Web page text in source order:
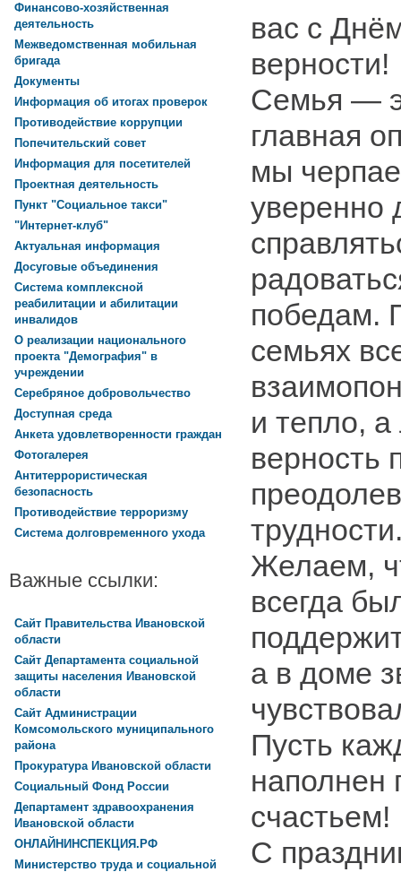
вас с
верности!
Семья —
главная
мы
уверенно
победам.
семьях
и тепло,
верность
Желаем,
всегда
а в доме
Пусть
наполнен
счастьем!
С
Финансово-хозяйственная
деятельность
Межведомственная мобильная
бригада
Документы
Информация об итогах проверок
Противодействие коррупции
Попечительский совет
Информация для посетителей
Проектная деятельность
Пункт "Социальное такси"
"Интернет-клуб"
Актуальная информация
Досуговые объединения
Система комплексной
реабилитации и абилитации
инвалидов
О реализации национального
проекта "Демография" в
учреждении
Серебряное добровольчество
Доступная среда
Анкета удовлетворенности граждан
Фотогалерея
Антитеррористическая
безопасность
Противодействие терроризму
Система долговременного ухода
Важные ссылки:
Сайт Правительства Ивановской
области
Сайт Департамента социальной
защиты населения Ивановской
области
Сайт Администрации
Комсомольского муниципального
района
Прокуратура Ивановской области
Социальный Фонд России
Департамент здравоохранения
Ивановской области
ОНЛАЙНИНСПЕКЦИЯ.РФ
Министерство труда и социальной